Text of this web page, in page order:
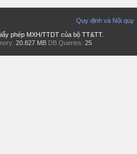
Quy định và Nội quy
phép MXH/TTDT của bộ TT&TT.
20.827 MB DB Queries: 25